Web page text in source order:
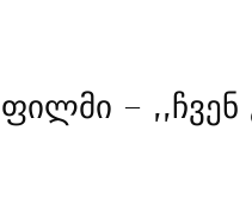
ფილმი – ,,ჩვენ